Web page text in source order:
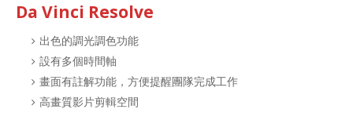
Da Vinci Resolve
出色的調光調色功能
設有多個時間軸
畫面有註解功能，方便提醒團隊完成工作
高畫質影片剪輯空間